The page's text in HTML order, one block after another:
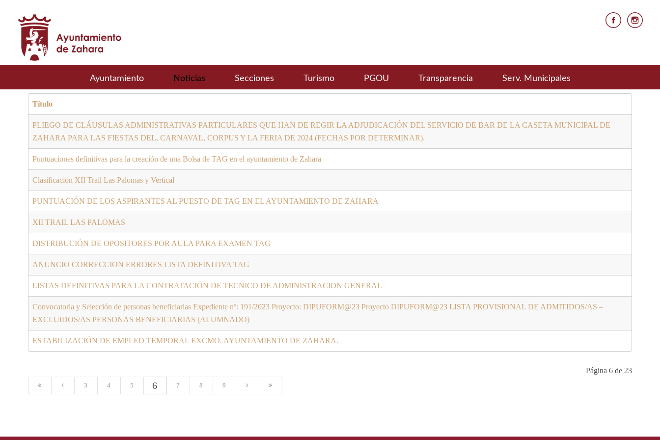
Ayuntamiento Noticias Secciones Turismo PGOU Transparencia Serv. Municipales
Título
PLIEGO DE CLÁUSULAS ADMINISTRATIVAS PARTICULARES QUE HAN DE REGIR LA ADJUDICACIÓN DEL SERVICIO DE BAR DE LA CASETA MUNICIPAL DE
ZAHARA PARA LAS FIESTAS DEL, CARNAVAL, CORPUS Y LA FERIA DE 2024 (FECHAS POR DETERMINAR).
Puntuaciones definitivas para la creación de una Bolsa de TAG en el ayuntamiento de Zahara
Clasificación XII Trail Las Palomas y Vertical
PUNTUACIÓN DE LOS ASPIRANTES AL PUESTO DE TAG EN EL AYUNTAMIENTO DE ZAHARA
XII TRAIL LAS PALOMAS
DISTRIBUCIÓN DE OPOSITORES POR AULA PARA EXAMEN TAG
ANUNCIO CORRECCION ERRORES LISTA DEFINITIVA TAG
LISTAS DEFINITIVAS PARA LA CONTRATACIÓN DE TECNICO DE ADMINISTRACION GENERAL
Convocatoria y Selección de personas beneficiarias Expediente nº: 191/2023 Proyecto: DIPUFORM@23 Proyecto DIPUFORM@23 LISTA PROVISIONAL DE ADMITIDOS/AS –
EXCLUIDOS/AS PERSONAS BENEFICIARIAS (ALUMNADO)
ESTABILIZACIÓN DE EMPLEO TEMPORAL EXCMO. AYUNTAMIENTO DE ZAHARA.
Página 6 de 23
3 4 5 6 7 8 9